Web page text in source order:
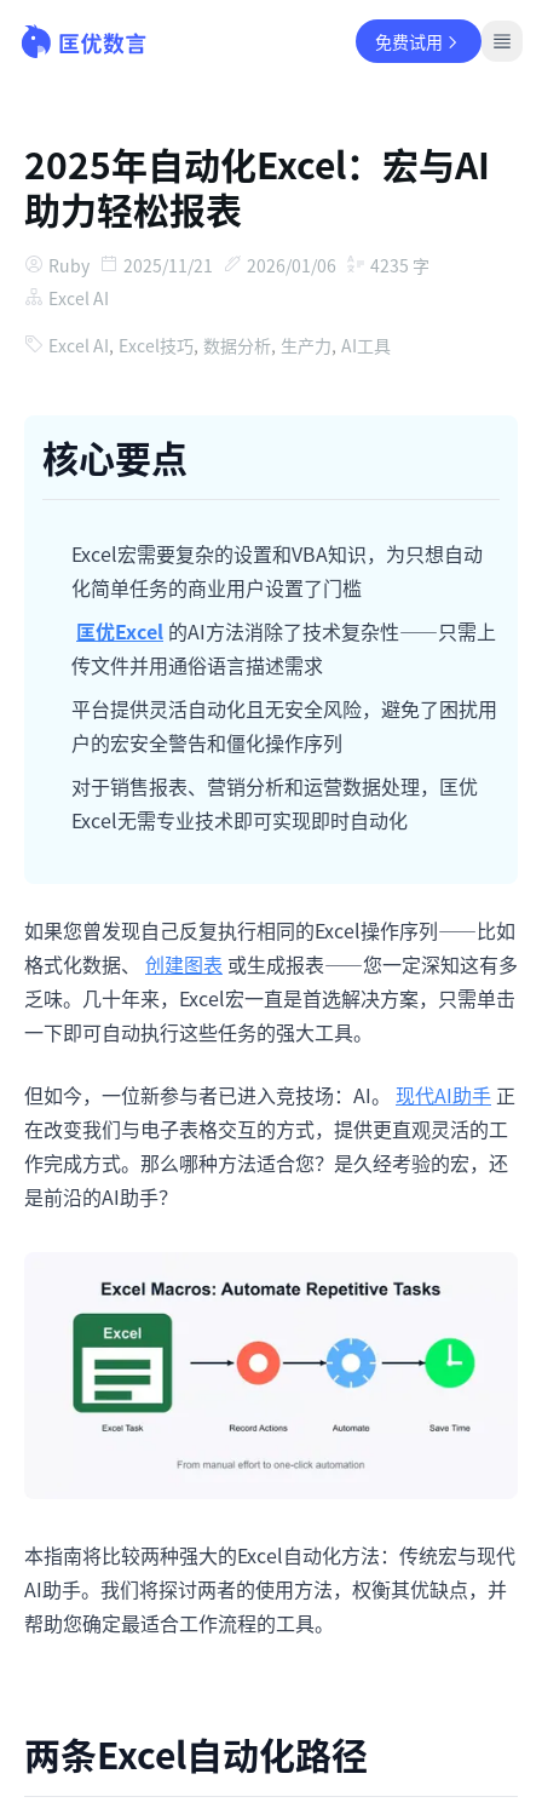
免费试用
2025年自动化Excel：宏与AI
助力轻松报表
Ruby 2025/11/21 2026/01/06 4235 字
Excel AI
Excel AI, Excel技巧, 数据分析, 生产力, AI工具
核心要点
Excel宏需要复杂的设置和VBA知识，为只想自动
化简单任务的商业用户设置了门槛
匡优Excel 的AI方法消除了技术复杂性——只需上
传文件并用通俗语言描述需求
平台提供灵活自动化且无安全风险，避免了困扰用
户的宏安全警告和僵化操作序列
对于销售报表、营销分析和运营数据处理，匡优
Excel无需专业技术即可实现即时自动化
如果您曾发现自己反复执行相同的Excel操作序列——比如
格式化数据、
创建图表 或生成报表——您一定深知这有多
乏味。几十年来，Excel宏一直是首选解决方案，只需单击
一下即可自动执行这些任务的强大工具。
但如今，一位新参与者已进入竞技场：AI。 现代AI助手 正
在改变我们与电子表格交互的方式，提供更直观灵活的工
作完成方式。那么哪种方法适合您？是久经考验的宏，还
是前沿的AI助手？
本指南将比较两种强大的Excel自动化方法：传统宏与现代
AI助手。我们将探讨两者的使用方法，权衡其优缺点，并
帮助您确定最适合工作流程的工具。
两条Excel自动化路径